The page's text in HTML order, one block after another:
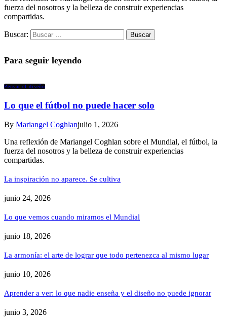
fuerza del nosotros y la belleza de construir experiencias
compartidas.
Buscar:
Para seguir leyendo
Pensar el diseño
Lo que el fútbol no puede hacer solo
By Mariangel Coghlanjulio 1, 2026
Una reflexión de Mariangel Coghlan sobre el Mundial, el fútbol, la
fuerza del nosotros y la belleza de construir experiencias
compartidas.
La inspiración no aparece. Se cultiva
junio 24, 2026
Lo que vemos cuando miramos el Mundial
junio 18, 2026
La armonía: el arte de lograr que todo pertenezca al mismo lugar
junio 10, 2026
Aprender a ver: lo que nadie enseña y el diseño no puede ignorar
junio 3, 2026